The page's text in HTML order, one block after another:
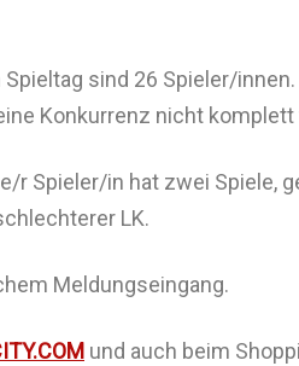
sind 26 Spieler/
Konkurrenz nicht
r Spieler/in hat zwei Spiele,
LK.
Meldungseingang.
und auch beim